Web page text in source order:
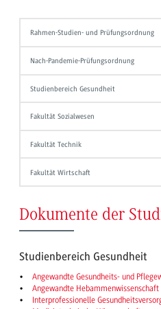
Rahmen-Studien- und Prüfungsordnung
Nach-Pandemie-Prüfungsordnung
Studienbereich Gesundheit
Fakultät Sozialwesen
Fakultät Technik
Fakultät Wirtschaft
Dokumente der
Studienbereich Gesundheit
Angewandte Gesundheits- und
Angewandte Hebammenwissenschaft
Interprofessionelle